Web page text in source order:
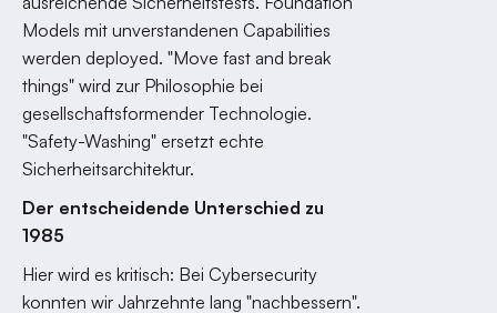
Models mit unverstandenen Capabilities
werden deployed. "Move fast and break
things" wird zur Philosophie bei
gesellschaftsformender Technologie.
"Safety-Washing" ersetzt echte
Sicherheitsarchitektur.
Der entscheidende Unterschied zu
1985
Hier wird es kritisch: Bei Cybersecurity
konnten wir Jahrzehnte lang "nachbessern".